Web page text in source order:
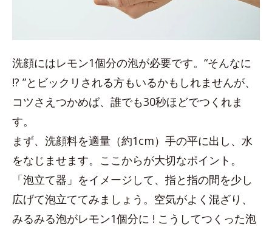
洗顔にはレモン1個分の泡が必要です。“そんなに
!? ”とビックリされる方もいるかもしれませんが、
コツさえつかめば、誰でも30秒ほどでつくれま
す。
まず、洗顔料を適量（約1cm）手の平に出し、水
をなじませます。ここからが大切なポイント。
「泡立て器」をイメージして、指と指の間を少し
広げて泡立ててみましょう。空気がよく混ざり、
みるみる泡がレモン1個分に ! こうしてつくった泡